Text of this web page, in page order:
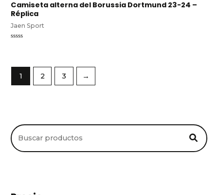
Camiseta alterna del Borussia Dortmund 23-24 –
Réplica
Jaen Sport
5
1 2 3 →